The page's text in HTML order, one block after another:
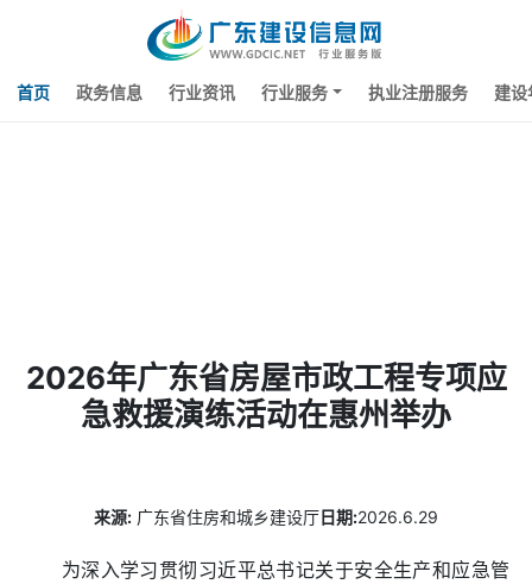
首页 政务信息 行业资讯 行业服务 执业注册服务 建设
2026年广东省房屋市政工程专项应
急救援演练活动在惠州举办
来源 广东省住房和城乡建设厅 2026 6.29
为深入学习贯彻习近平总书记关于安全生产和应急管